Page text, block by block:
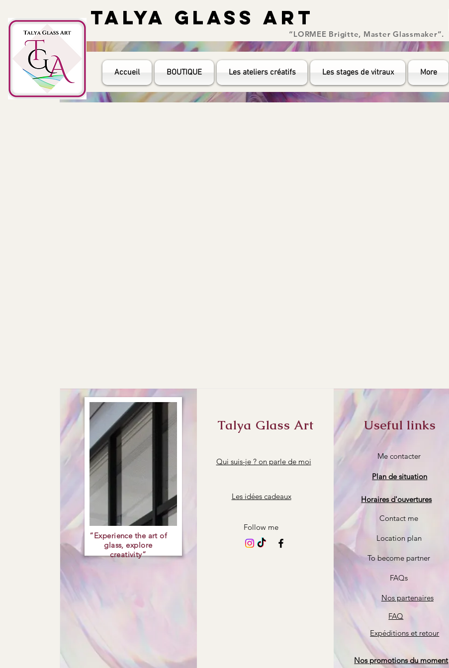
TALYA GLASS ART
TALYA GLASS ART
“LORMEE Brigitte, Master Glassmaker”.
Accueil BOUTIQUE Les ateliers créatifs Les stages de vitraux More
“Experience the art of
glass, explore
creativity”
Talya Glass Art
Qui suis-je ? on parle de moi
Les idées cadeaux
Follow me
Useful links
Me contacter
Plan de situation
Horaires d'ouvertures
Contact me
Location plan
To become partner
FAQs
Nos partenaires
FAQ
Expéditions et retour
Nos promotions du moment